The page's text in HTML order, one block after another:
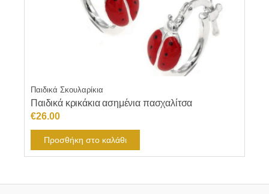
Παιδικά Σκουλαρίκια
Παιδικά κρικάκια ασημένια πασχαλίτσα
€26.00
Προσθήκη στο καλάθι